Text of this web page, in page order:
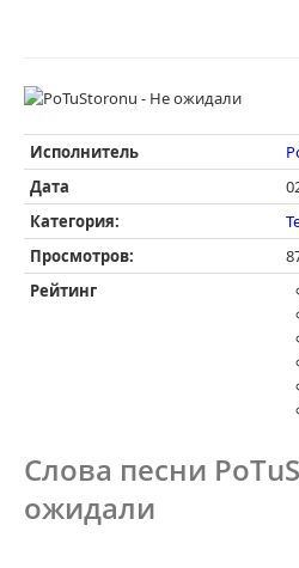
Исполнитель
Дата
Категория:
Просмотров:
Рейтинг
Слова песни
ожидали